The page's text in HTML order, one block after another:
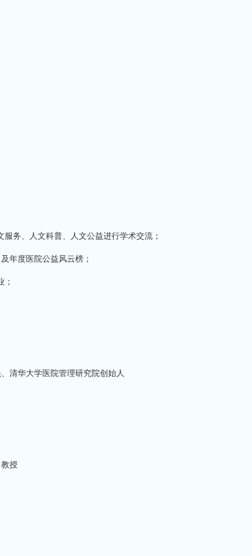
务、人文科普、人文公益进行学术交流；
年度医院公益风云榜；
；
清华大学医院管理研究院创始人
授